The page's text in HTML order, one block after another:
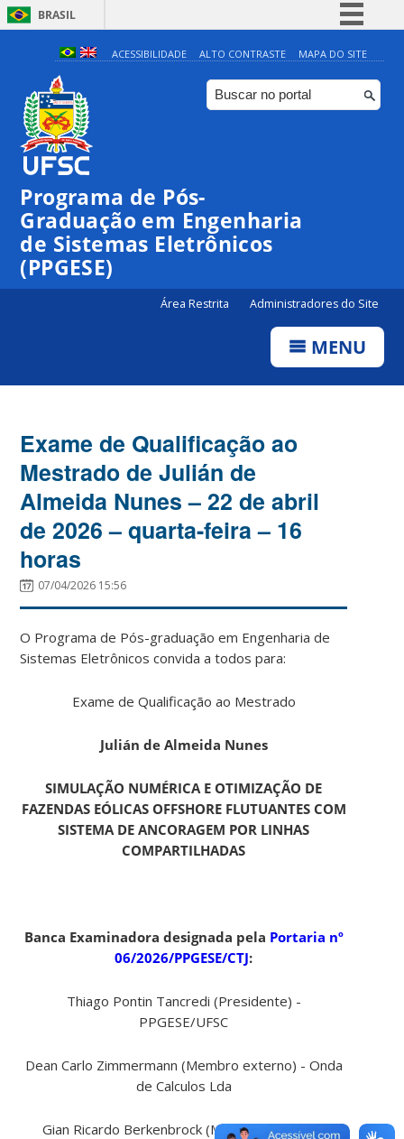
BRASIL
Simplifique!
Comunica BR
Participe
ACESSIBILIDADE ALTO CONTRASTE MAPA DO SITE
Programa de Pós-
Graduação em Engenharia
de Sistemas Eletrônicos
(PPGESE)
Área Restrita Administradores do Site
MENU
Exame de Qualificação ao
Mestrado de Julián de
Almeida Nunes – 22 de abril
de 2026 – quarta-feira – 16
horas
07/04/2026 15:56
O Programa de Pós-graduação em Engenharia de
Sistemas Eletrônicos convida a todos para:
Exame de Qualificação ao Mestrado
Julián de Almeida Nunes
SIMULAÇÃO NUMÉRICA E OTIMIZAÇÃO DE
FAZENDAS EÓLICAS OFFSHORE FLUTUANTES COM
SISTEMA DE ANCORAGEM POR LINHAS
COMPARTILHADAS
Banca Examinadora designada pela Portaria nº
06/2026/PPGESE/CTJ:
Thiago Pontin Tancredi (Presidente) -
PPGESE/UFSC
Dean Carlo Zimmermann (Membro externo) - Onda
de Calculos Lda
Gian Ricardo Berkenbrock (Membro interno) -